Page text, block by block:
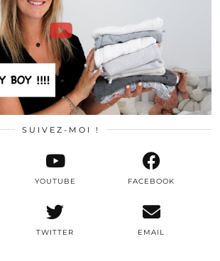
SUIVEZ-MOI !
TWITTER
FACEBOOK
YOUTUBE
EMAIL